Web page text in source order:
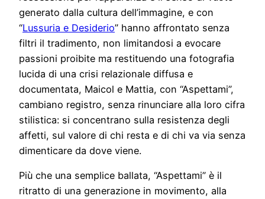
generato dalla cultura dell’immagine, e con
“Lussuria e Desiderio” hanno affrontato senza
filtri il tradimento, non limitandosi a evocare
passioni proibite ma restituendo una fotografia
lucida di una crisi relazionale diffusa e
documentata, Maicol e Mattia, con “Aspettami”,
cambiano registro, senza rinunciare alla loro cifra
stilistica: si concentrano sulla resistenza degli
affetti, sul valore di chi resta e di chi va via senza
dimenticare da dove viene.
Più che una semplice ballata, “Aspettami” è il
ritratto di una generazione in movimento, alla